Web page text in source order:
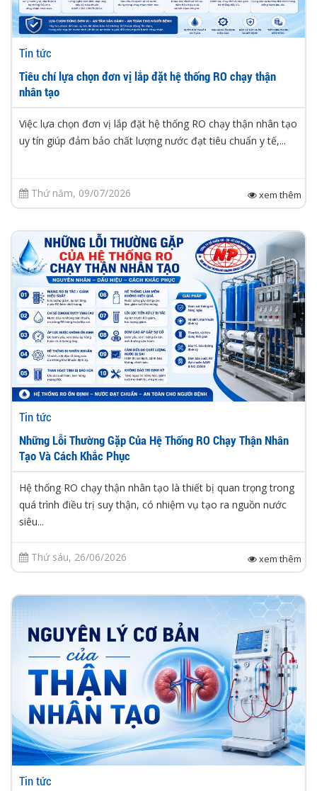
Tin tức
Tiêu chí lựa chọn đơn vị lắp đặt hệ thống RO chạy thận
nhân tạo
Việc lựa chọn đơn vị lắp đặt hệ thống RO chạy thận nhân tạo
uy tín giúp đảm bảo chất lượng nước đạt tiêu chuẩn y tế,...
Thứ năm, 09/07/2026 xem thêm
Tin tức
Những Lỗi Thường Gặp Của Hệ Thống RO Chạy Thận Nhân
Tạo Và Cách Khắc Phục
Hệ thống RO chạy thận nhân tạo là thiết bị quan trọng trong
quá trình điều trị suy thận, có nhiệm vụ tạo ra nguồn nước
siêu...
Thứ sáu, 26/06/2026 xem thêm
Tin tức